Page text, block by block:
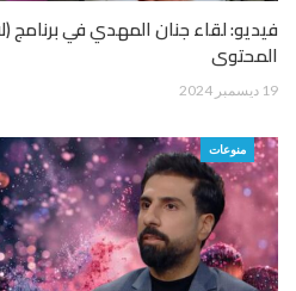
فيديو: لقاء جنان المهدي في برنامج
المحتوى
19 ديسمبر 2024
منوعات